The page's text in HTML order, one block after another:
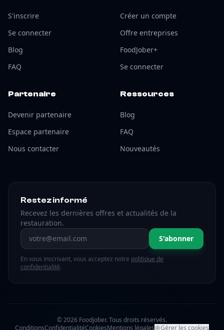
S'inscrire
Se connecter
Blog
FAQ
Créer un compte
Offre entreprises
FoodJober+
Se connecter
Partenaire
Devenir partenaire
Espace partenaire
Nous contacter
Ressources
Blog
FAQ
Nouveautés
Restez informé
Recevez les dernières offres et actualités de la
restauration.
Adresse email S'abonner
En vous inscrivant, vous acceptez notre politique de
confidentialité.
© 2026 Foodjober. Tous droits réservés.
ConditionsConfidentialitéCookiesMentions légales Gérer les cookies